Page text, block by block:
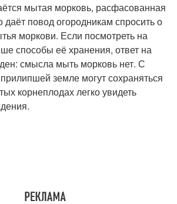
мытая морковь, расфасованная
даёт повод огородникам спросить о
моркови. Если посмотреть на
способы её хранения, ответ на
смысла мыть морковь нет. С
земле могут сохраняться
корнеплодах легко увидеть